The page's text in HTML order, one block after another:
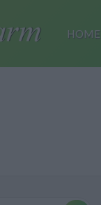
HOME